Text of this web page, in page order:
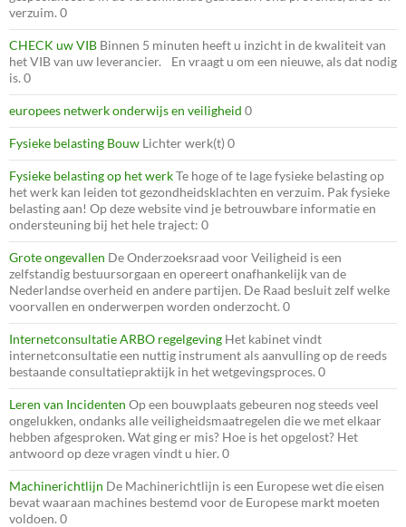
verzuim. 0
CHECK uw VIB Binnen 5 minuten heeft u inzicht in de kwaliteit van
het VIB van uw leverancier. En vraagt u om een nieuwe, als dat nodig
is. 0
europees netwerk onderwijs en veiligheid 0
Fysieke belasting Bouw Lichter werk(t) 0
Fysieke belasting op het werkTe hoge of te lage fysieke belasting op
het werk kan leiden tot gezondheidsklachten en verzuim. Pak fysieke
belasting aan! Op deze website vind je betrouwbare informatie en
ondersteuning bij het hele traject: 0
Grote ongevallen De Onderzoeksraad voor Veiligheid is een
zelfstandig bestuursorgaan en opereert onafhankelijk van de
Nederlandse overheid en andere partijen. De Raad besluit zelf welke
voorvallen en onderwerpen worden onderzocht. 0
Internetconsultatie ARBO regelgeving Het kabinet vindt
internetconsultatie een nuttig instrument als aanvulling op de reeds
bestaande consultatiepraktijk in het wetgevingsproces. 0
Leren van Incidenten Op een bouwplaats gebeuren nog steeds veel
ongelukken, ondanks alle veiligheidsmaatregelen die we met elkaar
hebben afgesproken. Wat ging er mis? Hoe is het opgelost? Het
antwoord op deze vragen vindt u hier. 0
Machinerichtlijn De Machinerichtlijn is een Europese wet die eisen
bevat waaraan machines bestemd voor de Europese markt moeten
voldoen. 0